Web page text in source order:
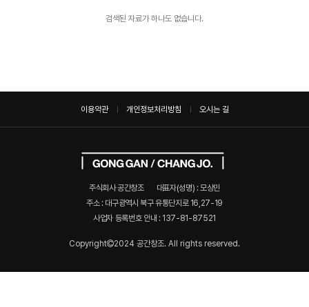
검색된 자료가 하나도 없습니다.
이용약관 개인정보처리방침 오시는 길
주식회사 공간창조
대표자(성명) : 모상민
주소 : 대구광역시 북구 유통단지로 16,27-19
사업자 등록번호 안내 : 137-81-87521
Copyright 2024 공간창조. All rights reserved.